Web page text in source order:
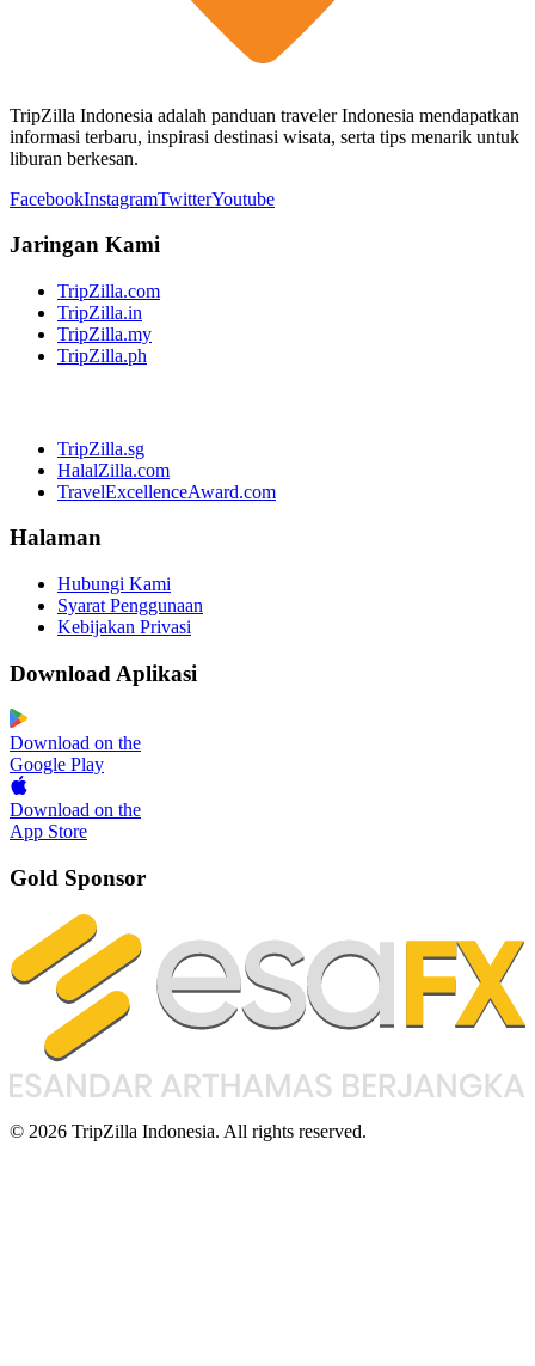
TripZilla Indonesia adalah panduan traveler Indonesia mendapatkan
informasi terbaru, inspirasi destinasi wisata, serta tips menarik untuk
liburan berkesan.
FacebookInstagramTwitterYoutube
Jaringan Kami
TripZilla.com
TripZilla.in
TripZilla.my
TripZilla.ph
TripZilla.sg
HalalZilla.com
TravelExcellenceAward.com
Halaman
Hubungi Kami
Syarat Penggunaan
Kebijakan Privasi
Download Aplikasi
Download on the
Google Play
Download on the
App Store
Gold Sponsor
© 2026 TripZilla Indonesia. All rights reserved.